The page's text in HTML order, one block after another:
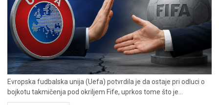
Evropska fudbalska unija (Uefa) potvrdila je da ostaje pri odluci o
bojkotu takmičenja pod okriljem Fife, uprkos tome što je...